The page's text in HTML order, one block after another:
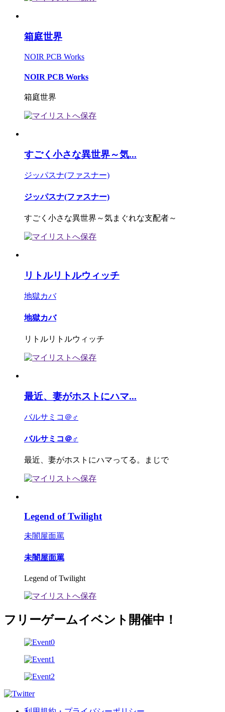
箱庭世界
NOIR PCB Works
NOIR PCB Works
箱庭世界
すごく小さな異世界～気...
ジッパスナ(ファスナー)
ジッパスナ(ファスナー)
すごく小さな異世界～気まぐれな支配者～
リトルリトルウィッチ
地獄カバ
地獄カバ
リトルリトルウィッチ
最近、妻がホストにハマ...
バルサミコ＠♂
バルサミコ＠♂
最近、妻がホストにハマってる。まじで
Legend of Twilight
未闇屋面罵
未闇屋面罵
Legend of Twilight
フリーゲームイベント開催中！